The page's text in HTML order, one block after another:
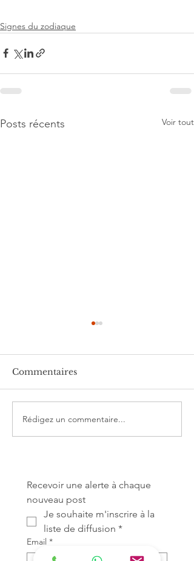
Signes du zodiaque
Posts récents Voir tout
Commentaires
Rédigez un commentaire...
Recevoir une alerte à chaque
nouveau post
Je souhaite m'inscrire à la
liste de diffusion *
Email *